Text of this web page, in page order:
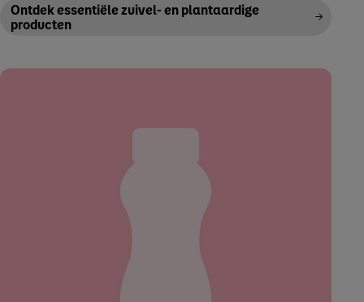
Ontdek essentiële zuivel- en plantaardige
producten